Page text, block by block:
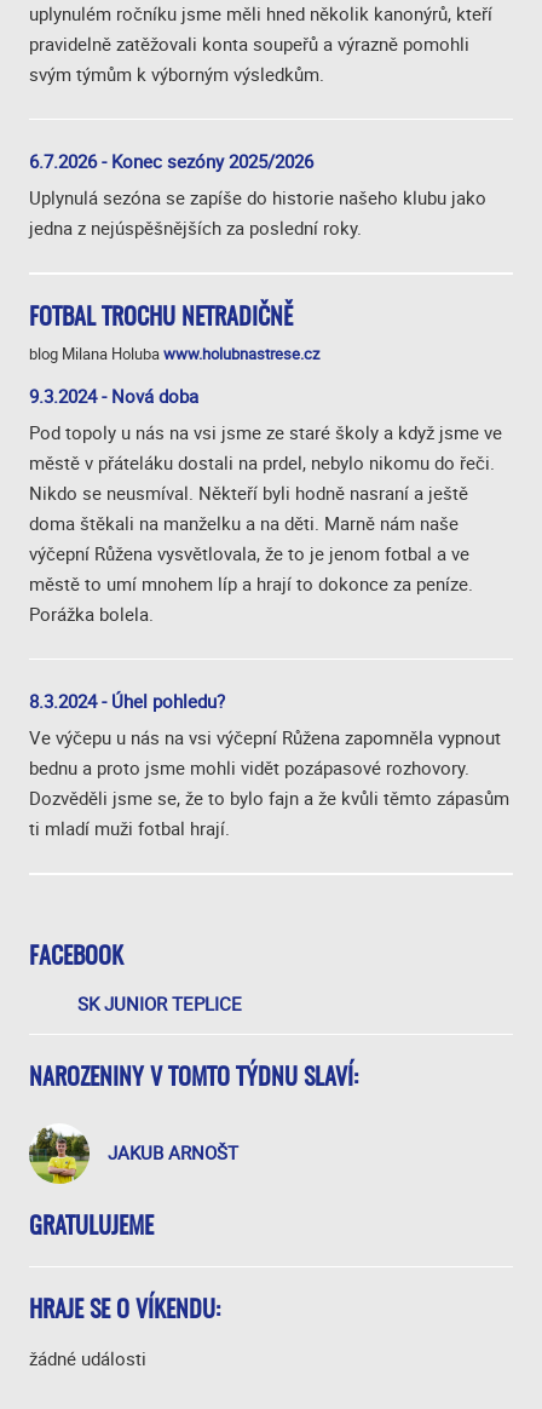
FACEBOOK
SK JUNIOR TEPLICE
NAROZENINY V TOMTO TÝDNU SLAVÍ:
JAKUB ARNOŠT
GRATULUJEME
HRAJE SE O VÍKENDU:
žádné události
uplynulém ročníku jsme měli hned několik kanonýrů, kteří
pravidelně zatěžovali konta soupeřů a výrazně pomohli
svým týmům k výborným výsledkům.
6.7.2026 - Konec sezóny 2025/2026
Uplynulá sezóna se zapíše do historie našeho klubu jako
jedna z nejúspěšnějších za poslední roky.
FOTBAL TROCHU NETRADIČNĚ
blog Milana Holubawww.holubnastrese.cz
9.3.2024 - Nová doba
Pod topoly u nás na vsi jsme ze staré školy a když jsme ve
městě v přáteláku dostali na prdel, nebylo nikomu do řeči.
Nikdo se neusmíval. Někteří byli hodně nasraní a ještě
doma štěkali na manželku a na děti. Marně nám naše
výčepní Růžena vysvětlovala, že to je jenom fotbal a ve
městě to umí mnohem líp a hrají to dokonce za peníze.
Porážka bolela.
8.3.2024 - Úhel pohledu?
Ve výčepu u nás na vsi výčepní Růžena zapomněla vypnout
bednu a proto jsme mohli vidět pozápasové rozhovory.
Dozvěděli jsme se, že to bylo fajn a že kvůli těmto zápasům
ti mladí muži fotbal hrají.